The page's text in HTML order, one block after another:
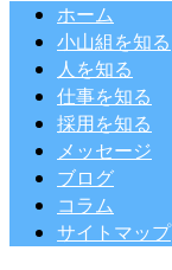
ホーム
小山組を知る
人を知る
仕事を知る
採用を知る
メッセージ
ブログ
コラム
サイトマップ